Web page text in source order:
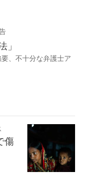
」
、不十分な弁護士ア
傷